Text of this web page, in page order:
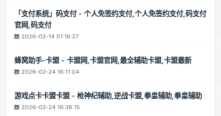
「支付系统」码支付 - 个人免签约支付,个人免签约支付,码支付
官网,码支付
2026-02-14 01:16:27
蜂窝助手-卡盟 - 卡盟网,卡盟官网,最全辅助卡盟,卡盟最新
2026-02-24 16:11:04
游戏点卡卡盟卡盟 - 枪神纪辅助,逆战卡盟,拳皇辅助,拳皇辅助
2026-02-24 16:38:15